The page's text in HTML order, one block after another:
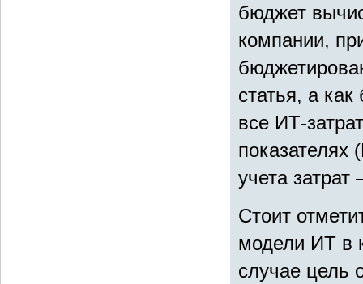
бюджет
компании,
статья, а
все ИТ-
показателях
учета
Стоит
модели ИТ в
случае цель